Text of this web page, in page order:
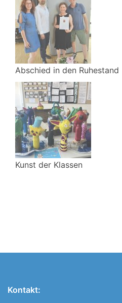
Abschied in den Ruhestand
Kunst der Klassen
Kontakt: